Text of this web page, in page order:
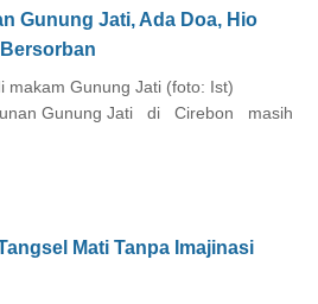
Gunung Jati, Ada Doa, Hio
makam Gunung Jati (foto: Ist)
Gunung Jati di Cirebon masih
Mati Tanpa Imajinasi